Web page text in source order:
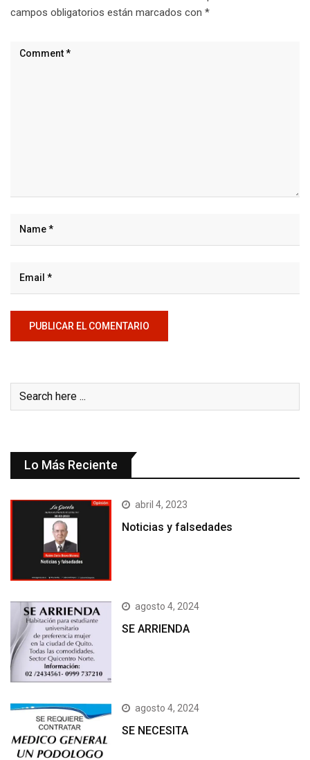
campos obligatorios están marcados con *
Lo Más Reciente
abril 4, 2023
Noticias y falsedades
agosto 4, 2024
SE ARRIENDA
agosto 4, 2024
SE NECESITA